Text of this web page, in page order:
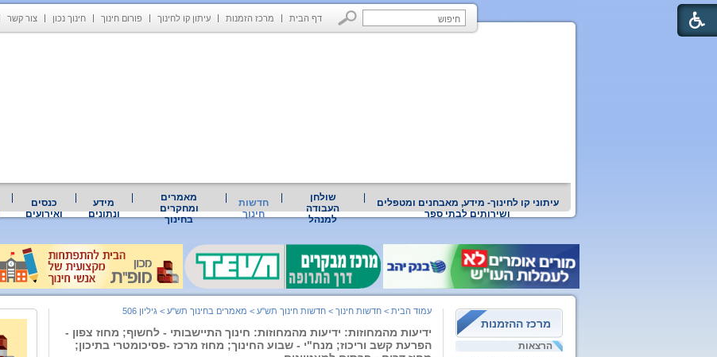
דף הבית מרכז הזמנות עיתון קו לחינוך פורום חינוך חינוך נכון צור קשר
עיתוני קו לחינוך- מידע, מאבחנים ומטפלים
ושירותים לבתי ספר
שולחן
העבודה
למנהל
חדשות
חינוך
מאמרים
ומחקרים
בחינוך
מידע
ונתונים
כנסים
ואירועים
מרכז ההזמנות
הרצאות
עמוד הבית > חדשות חינוך > חדשות חינוך תש"ע > מאמרים בחינוך תש"ע > גיליון 506
ידיעות מהמחוזות: ידיעות מהמחוזות: חינוך התיישבותי - לחשוף; מחוז צפון -
הפרעת קשב וריכוז; מנח"י - שבוע החינוך; מחוז מרכז -פסיכומטרי בתיכון;